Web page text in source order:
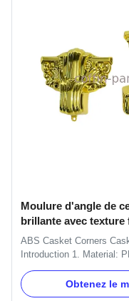
Moulure d'angle de
brillante avec texture
ABS Casket Corners​
Introduction 1. Material:
Packing: Each PC in a
4. More models are
Obtenez le